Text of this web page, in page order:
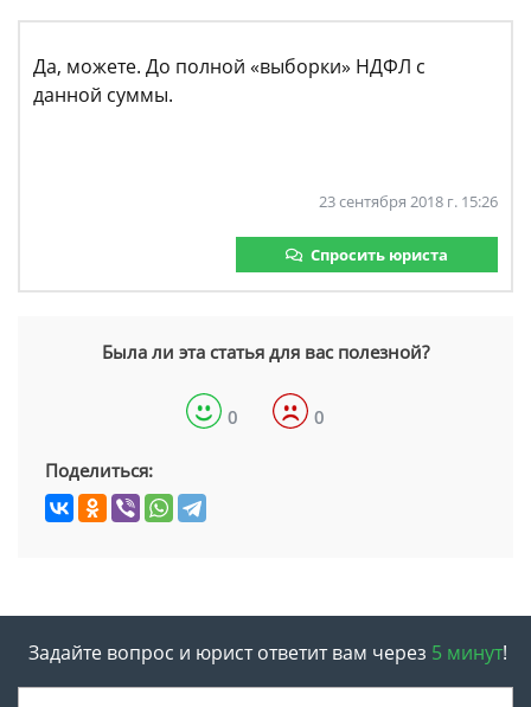
Да, можете. До полной «выборки» НДФЛ с
данной суммы.
23 сентября 2018 г. 15:26
Спросить юриста
Была ли эта статья для вас полезной?
0 0
Поделиться:
Задайте вопрос и юрист ответит вам через 5 минут!